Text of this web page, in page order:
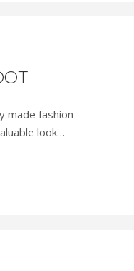
made fashion
look…